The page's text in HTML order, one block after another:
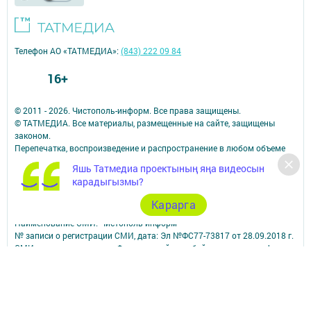
Яшь Татмедиа проектының яңа видеосын
карадыгызмы?
Карарга
© 2011 - 2026. Чистополь-информ. Все права защищены.
© ТАТМЕДИА. Все материалы, размещенные на сайте, защищены
законом.
Перепечатка, воспроизведение и распространение в любом объеме
информации,
размещенной на сайте, возможна только с письменного согласия
редакций СМИ.
При поддержке Республиканского агентства по печати и массовым
Наименование СМИ: Чистополь-информ
№ записи о регистрации СМИ, дата: Эл №ФС77-73817 от 28.09.2018 г.
СМИ зарегистрированно Федеральной службой по надзору в сфере
Телефон АО «ТАТМЕДИА»:(843) 222 09 84
16+